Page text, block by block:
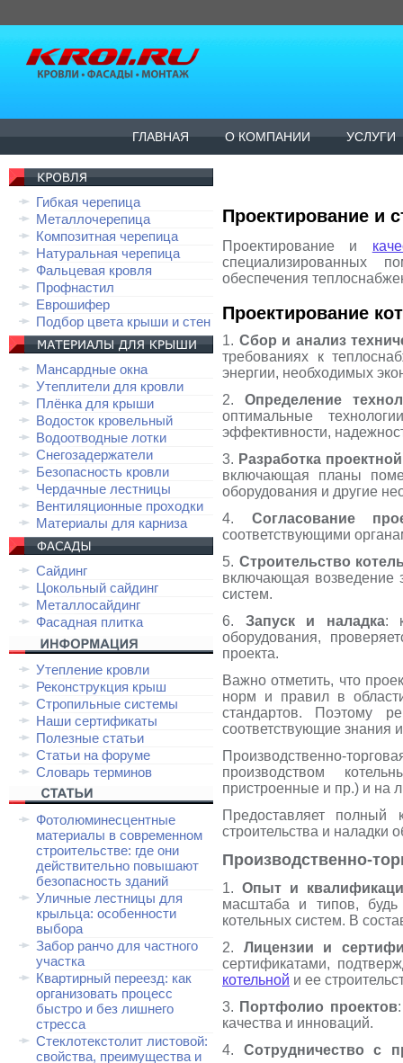
ГЛАВНАЯ О КОМПАНИИ УСЛУГИ
Гибкая черепица
Металлочерепица
Композитная черепица
Натуральная черепица
Фальцевая кровля
Профнастил
Еврошифер
Подбор цвета крыши и стен
Мансардные окна
Утеплители для кровли
Плёнка для крыши
Водосток кровельный
Водоотводные лотки
Снегозадержатели
Безопасность кровли
Чердачные лестницы
Вентиляционные проходки
Материалы для карниза
Сайдинг
Цокольный сайдинг
Металлосайдинг
Фасадная плитка
Утепление кровли
Реконструкция крыш
Стропильные системы
Наши сертификаты
Полезные статьи
Статьи на форуме
Словарь терминов
Фотолюминесцентные
материалы в современном
строительстве: где они
действительно повышают
безопасность зданий
Уличные лестницы для
крыльца: особенности
выбора
Забор ранчо для частного
участка
Квартирный переезд: как
организовать процесс
быстро и без лишнего
стресса
Стеклотекстолит листовой:
свойства, преимущества и
Проектирование и
Проектирование и
специализированных
обеспечения
Проектирование
1. Сбор и анализ
требованиях к
энергии, необходимых
2. Определение
оптимальные
эффективности,
3. Разработка
включающая планы
оборудования и другие
4. Согласование
соответствующими
5. Строительство
включающая возведение
систем.
6. Запуск и наладка:
оборудования,
проекта.
Важно отметить, что
норм и правил в
стандартов. Поэтому
соответствующие знания
Производственно-
производством
пристроенные и пр.) и на
Предоставляет полный
строительства и наладки
Производственно-
1. Опыт и
масштаба и типов, будь
котельных систем. В
2. Лицензии и
сертификатами,
котельной и ее
3. Портфолио проектов
качества и инноваций.
4. Сотрудничество с